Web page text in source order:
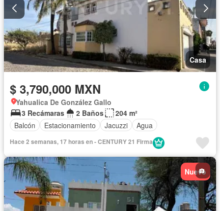
Casa
$ 3,790,000 MXN
Yahualica De González Gallo
3 Recámaras
2 Baños
204 m²
Balcón
Estacionamiento Jacuzzi Agua
Hace 2 semanas, 17 horas en - CENTURY 21 Firma
Nuevo